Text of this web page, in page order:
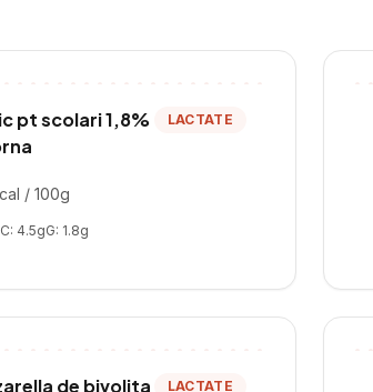
pt scolari 1,8%
LACTATE
/ 100g
C: 4.5gG: 1.8g
de bivolita
LACTATE